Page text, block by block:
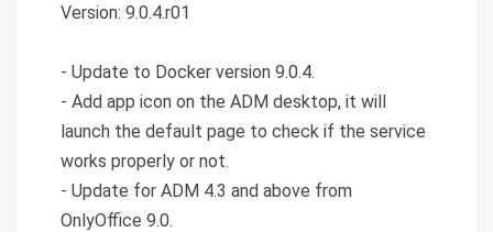
Version: 9.0.4.r01
- Update to Docker version 9.0.4.
- Add app icon on the ADM desktop, it will
launch the default page to check if the service
works properly or not.
- Update for ADM 4.3 and above from
OnlyOffice 9.0.